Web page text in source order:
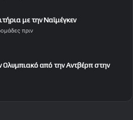
με την Ναϊμέγκεν
πριν
Ολυμπιακό από την Αντβέρπ στην